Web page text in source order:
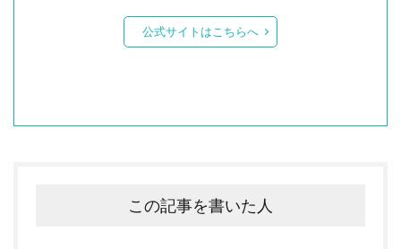
公式サイトはこちらへ
この記事を書いた人